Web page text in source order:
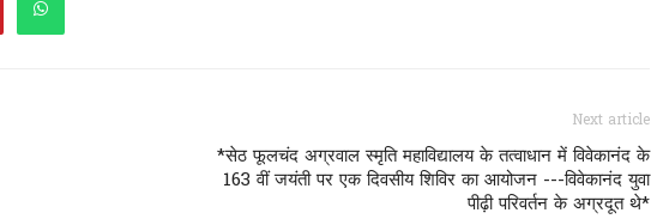
Next article
*सेठ फूलचंद अग्रवाल स्मृति महाविद्यालय के तत्वाधान में विवेकानंद के
163 वीं जयंती पर एक दिवसीय शिविर का आयोजन ---विवेकानंद युवा
पीढ़ी परिवर्तन के अग्रदूत थे*